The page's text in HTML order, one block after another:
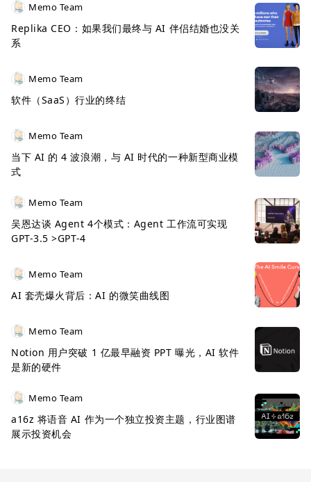
Memo Team
Replika CEO：如果我们最终与 AI 伴侣结婚也没关
系
Memo Team
软件（SaaS）行业的终结
Memo Team
当下 AI 的 4 波浪潮，与 AI 时代的一种新型商业模
式
Memo Team
吴恩达谈 Agent 4个模式：Agent 工作流可实现
GPT-3.5 >GPT-4
Memo Team
AI 套壳爆火背后：AI 的微笑曲线图
Memo Team
Notion 用户突破 1 亿最早融资 PPT 曝光，AI 软件
是新的硬件
Memo Team
a16z 将语音 AI 作为一个独立投资主题，行业图谱
展示投资机会